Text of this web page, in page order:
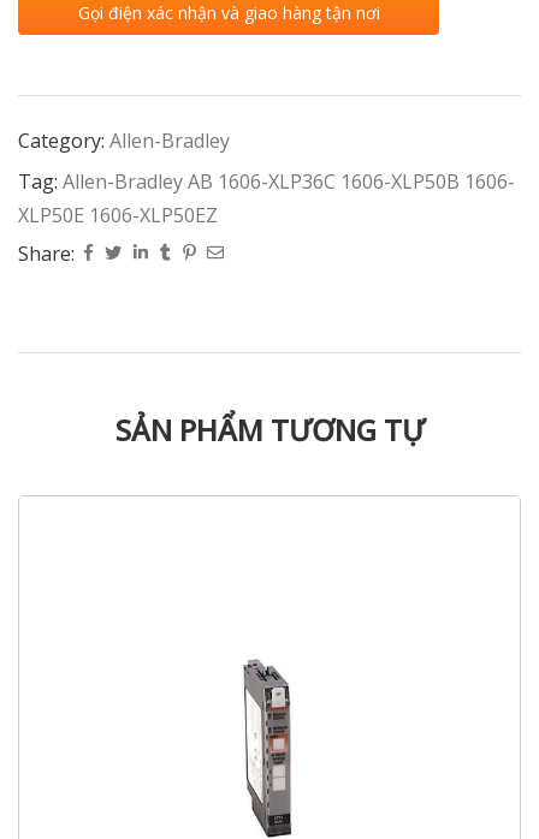
Gọi điện xác nhận và giao hàng tận nơi
Category: Allen-Bradley
Tag: Allen-Bradley AB 1606-XLP36C 1606-XLP50B 1606-
XLP50E 1606-XLP50EZ
Share:
SẢN PHẨM TƯƠNG TỰ